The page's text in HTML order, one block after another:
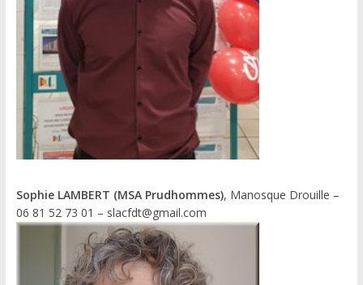
Sophie LAMBERT (MSA Prudhommes), Manosque Drouille –
06 81 52 73 01 – slacfdt@gmail.com